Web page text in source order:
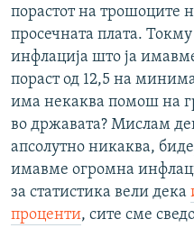
порастот на трошоците
просечната плата.
инфлација што ја
пораст од 12,5 на
има некаква помош на
во државата? Мислам
апсолутно никаква,
имавме огромна
за статистика вели дека
проценти, сите сме